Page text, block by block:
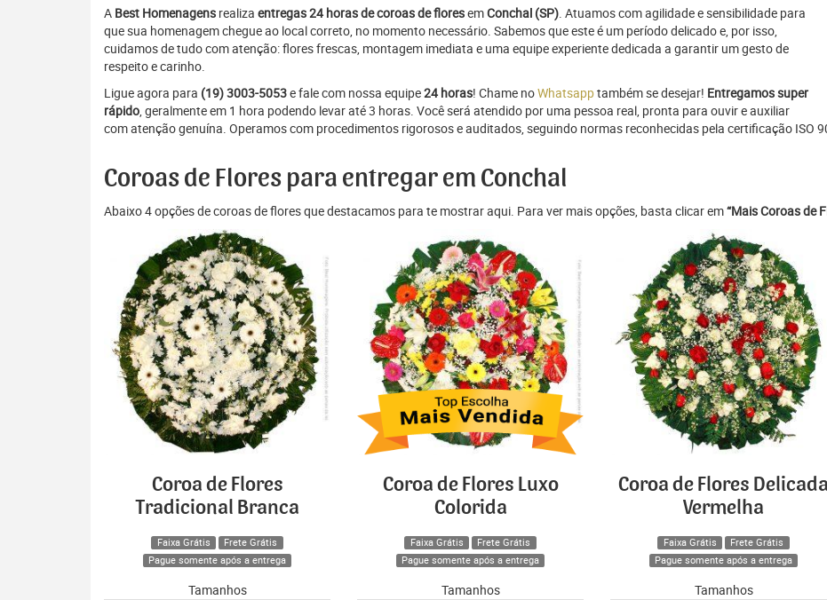
A Best Homenagens realiza entregas 24 horas de coroas de floresemConchal (SP). Atuamos com agilidade e sensibilidade para
que sua homenagem chegue ao local correto, no momento necessário. Sabemos que este é um período delicado e, por isso,
cuidamos de tudo com atenção: flores frescas, montagem imediata e uma equipe experiente dedicada a garantir um gesto de
respeito e carinho.
Ligue agora para (19) 3003-5053e fale com nossa equipe24 horas! Chame noWhatsapptambém se desejar! Entregamos super
rápido, geralmente em 1 hora podendo levar até 3 horas. Você será atendido por uma pessoa real, pronta para ouvir e auxiliar
com atenção genuína. Operamos com procedimentos rigorosos e auditados, seguindo normas reconhecidas pela certificação ISO
Coroas de Flores para entregar em Conchal
Abaixo 4 opções de coroas de flores que destacamos para te mostrar aqui. Para ver mais opções, basta clicar em“Mais Coroas de
Coroa de Flores
Tradicional Branca
Faixa Grátis
Frete Grátis
Pague somente após a entrega
Tamanhos
Coroa de Flores Luxo
Colorida
Faixa Grátis
Frete Grátis
Pague somente após a entrega
Tamanhos
Coroa de Flores Delicada
Vermelha
Faixa Grátis
Frete Grátis
Pague somente após a entrega
Tamanhos